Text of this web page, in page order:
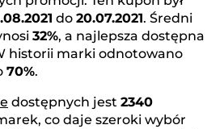
do 20.07.2021. Średni
32%, a najlepsza dostępna
historii marki odnotowano
70%.
dostępnych jest 2340
co daje szeroki wybór